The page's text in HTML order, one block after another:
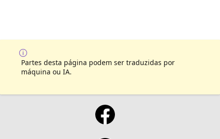
Partes desta página podem ser traduzidas por
máquina ou IA.